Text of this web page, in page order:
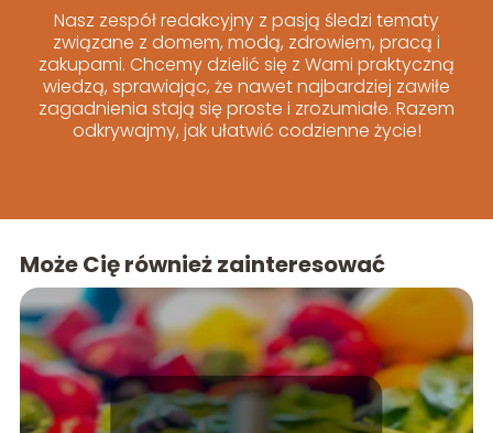
Nasz zespół redakcyjny z pasją śledzi tematy
związane z domem, modą, zdrowiem, pracą i
zakupami. Chcemy dzielić się z Wami praktyczną
wiedzą, sprawiając, że nawet najbardziej zawiłe
zagadnienia stają się proste i zrozumiałe. Razem
odkrywajmy, jak ułatwić codzienne życie!
Może Cię również zainteresować